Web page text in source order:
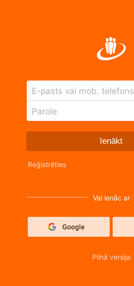
E-pasts vai mob. telefons
Parole
Ienākt
Reģistrēties
Vai ienāc ar
Pilnā versija